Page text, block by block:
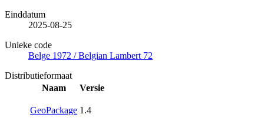
Einddatum
2025-08-25
Unieke code
Belge 1972 / Belgian Lambert 72
Distributieformaat
Naam
Versie
GeoPackage 1.4